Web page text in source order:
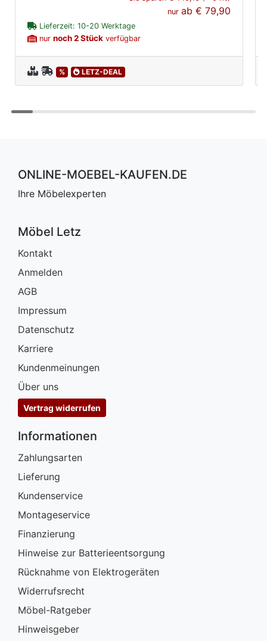
nurab€ 79,90
Lieferzeit: 10-20 Werktage
nur noch 2 Stück verfügbar
% LETZ-DEAL
ONLINE-MOEBEL-KAUFEN.DE
Ihre Möbelexperten
Möbel Letz
Kontakt
Anmelden
AGB
Impressum
Datenschutz
Karriere
Kundenmeinungen
Über uns
Vertrag widerrufen
Informationen
Zahlungsarten
Lieferung
Kundenservice
Montageservice
Finanzierung
Hinweise zur Batterieentsorgung
Rücknahme von Elektrogeräten
Widerrufsrecht
Möbel-Ratgeber
Hinweisgeber